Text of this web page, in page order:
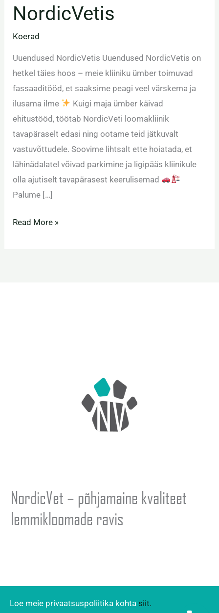
NordicVetis
Koerad
Uuendused NordicVetis Uuendused NordicVetis on
hetkel täies hoos – meie kliiniku ümber toimuvad
fassaaditööd, et saaksime peagi veel värskema ja
ilusama ilme
Kuigi maja ümber käivad
ehitustööd, töötab NordicVeti loomakliinik
tavapäraselt edasi ning ootame teid jätkuvalt
vastuvõttudele. Soovime lihtsalt ette hoiatada, et
lähinädalatel võivad parkimine ja ligipääs kliinikule
olla ajutiselt tavapärasest keerulisemad
Palume […]
Read More »
NordicVet – põhjamaine kvaliteet
lemmikloomade ravis
Loe meie privaatsuspoliitika kohta siit.